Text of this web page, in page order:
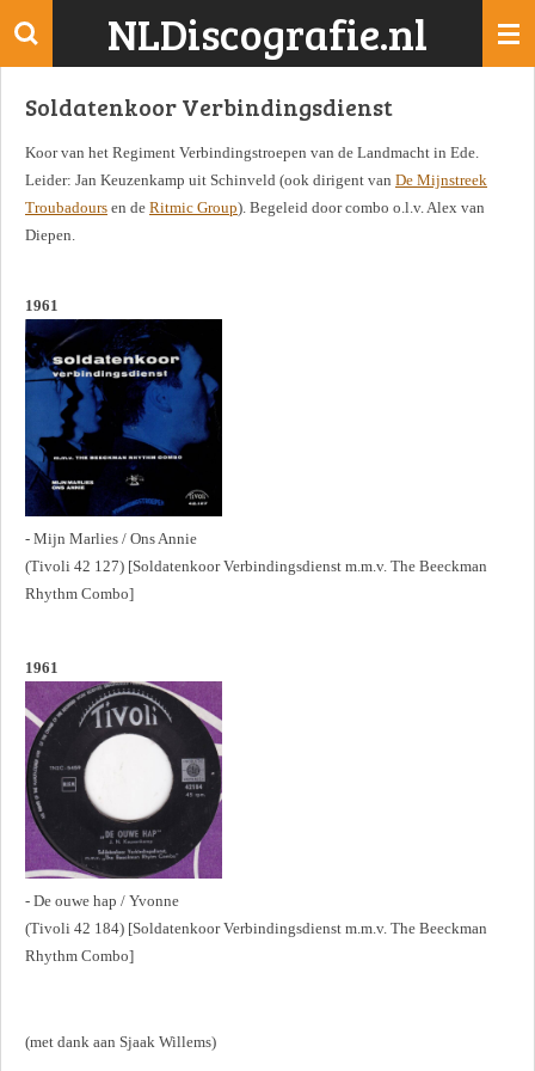
Ga
de
NLDiscografie.nl
Soldatenkoor Verbindingsdienst
Koor van het Regiment Verbindingstroepen van de Landmacht in Ede.
Leider: Jan Keuzenkamp uit Schinveld (ook dirigent van De Mijnstreek
Troubadours en de Ritmic Group). Begeleid door combo o.l.v. Alex van
Diepen.
1961
- Mijn Marlies / Ons Annie
(Tivoli 42 127) [Soldatenkoor Verbindingsdienst m.m.v. The Beeckman
Rhythm Combo]
1961
- De ouwe hap / Yvonne
(Tivoli 42 184) [Soldatenkoor Verbindingsdienst m.m.v. The Beeckman
Rhythm Combo]
(met dank aan Sjaak Willems)